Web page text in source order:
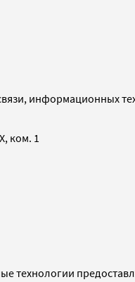
информационных
ком. 1